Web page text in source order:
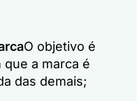
O objetivo é
que a marca é
das demais;